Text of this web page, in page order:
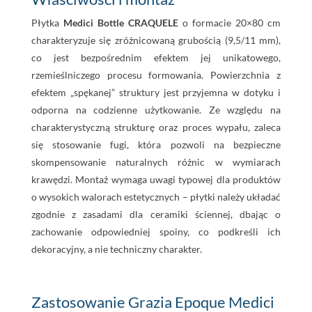
Płytka Medici Bottle CRAQUELEo formacie 20×80 cm
charakteryzuje się zróżnicowaną grubością (9,5/11 mm),
co jest bezpośrednim efektem jej unikatowego,
rzemieślniczego procesu formowania. Powierzchnia z
efektem „spękanej” struktury jest przyjemna w dotyku i
odporna na codzienne użytkowanie. Ze względu na
charakterystyczną strukturę oraz proces wypału, zaleca
się stosowanie fugi, która pozwoli na bezpieczne
skompensowanie naturalnych różnic w wymiarach
krawędzi. Montaż wymaga uwagi typowej dla produktów
o wysokich walorach estetycznych – płytki należy układać
zgodnie z zasadami dla ceramiki ściennej, dbając o
zachowanie odpowiedniej spoiny, co podkreśli ich
dekoracyjny, a nie techniczny charakter.
Zastosowanie Grazia Epoque Medici